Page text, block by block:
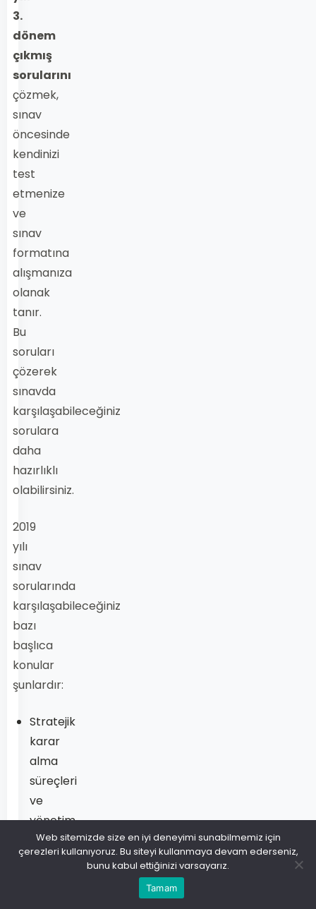
3.
dönem
çıkmış
sorularını
çözmek,
sınav
öncesinde
kendinizi
test
etmenize
ve
sınav
formatına
alışmanıza
olanak
tanır.
Bu
soruları
çözerek
sınavda
karşılaşabileceğiniz
sorulara
daha
hazırlıklı
olabilirsiniz.
2019
yılı
sınav
sorularında
karşılaşabileceğiniz
bazı
başlıca
konular
şunlardır:
Stratejik
karar
alma
süreçleri
ve
yönetim
fonksiyonları
Pazarlama
Web sitemizde size en iyi deneyimi sunabilmemiz için
çerezleri kullanıyoruz. Bu siteyi kullanmaya devam ederseniz,
bunu kabul ettiğinizi varsayarız.
Tamam